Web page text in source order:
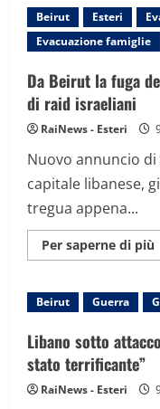
ai
Beirut Esteri
Evacuazione famiglie
Da Beirut la fuga
di raid israeliani
RaiNews - Esteri
Nuovo annuncio
capitale libanese,
tregua appena...
Per saperne di più
Beirut Guerra
Libano sotto
stato terrificante”
RaiNews - Esteri